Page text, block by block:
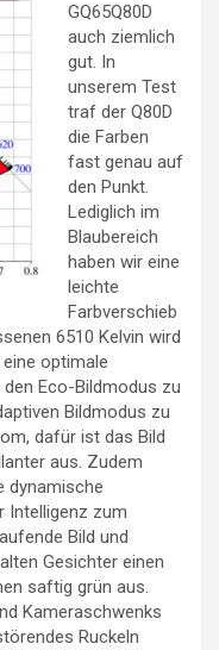
GQ65Q80D
auch ziemlich
gut. In
unserem Test
traf der Q80D
die Farben
fast genau auf
den Punkt.
Lediglich im
Blaubereich
haben wir eine
leichte
Farbverschieb
6510 Kelvin wird
optimale
Eco-Bildmodus zu
Bildmodus zu
dafür ist das Bild
aus. Zudem
dynamische
Intelligenz zum
Bild und
Gesichter einen
saftig grün aus.
Kameraschwenks
Ruckeln